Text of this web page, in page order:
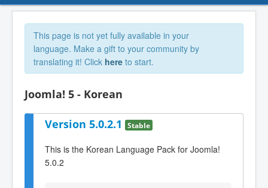
This page is not yet fully available in your
language. Make a gift to your community by
translating it! Click here to start.
Joomla! 5 - Korean
Version 5.0.2.1 Stable
This is the Korean Language Pack for Joomla!
5.0.2